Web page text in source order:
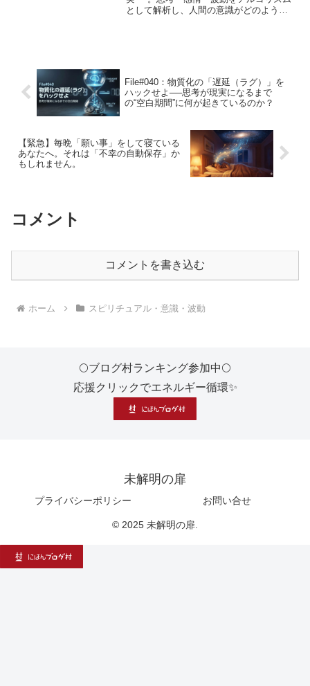
として解析し、人間の意識がどのように
File#040：物質化の「遅延（ラグ）」を
ハックせよ──思考が現実になるまで
の“空白期間”に何が起きているのか？
【緊急】毎晩「願い事」をして寝ている
あなたへ。それは「不幸の自動保存」か
もしれません。
コメント
コメントを書き込む
ホーム スピリチュアル・意識・波動
🌕ブログ村ランキング参加中🌕
応援クリックでエネルギー循環✨
未解明の扉
プライバシーポリシー お問い合せ
© 2025 未解明の扉.